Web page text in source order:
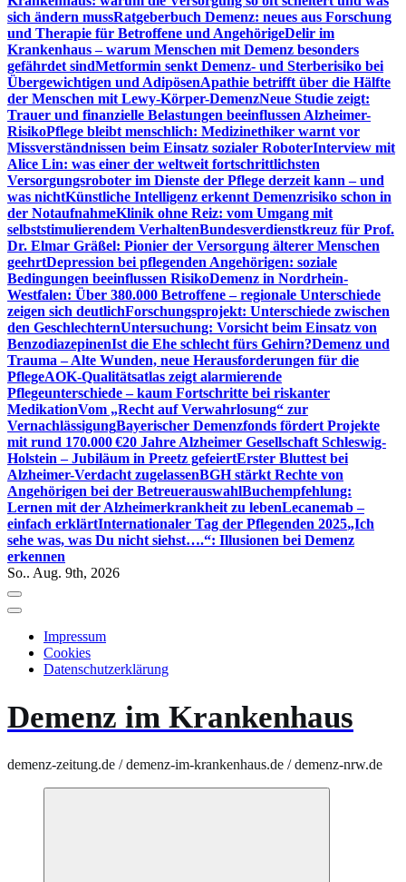
sich ändern mussRatgeberbuch Demenz: neues aus Forschung
und Therapie für Betroffene und AngehörigeDelir im
Krankenhaus – warum Menschen mit Demenz besonders
gefährdet sindMetformin senkt Demenz- und Sterberisiko bei
Übergewichtigen und AdipösenApathie betrifft über die Hälfte
der Menschen mit Lewy-Körper-DemenzNeue Studie zeigt:
Trauer und finanzielle Belastungen beeinflussen Alzheimer-
RisikoPflege bleibt menschlich: Medizinethiker warnt vor
Missverständnissen beim Einsatz sozialer RoboterInterview mit
Alice Lin: was einer der weltweit fortschrittlichsten
Versorgungsroboter im Dienste der Pflege derzeit kann – und
was nichtKünstliche Intelligenz erkennt Demenzrisiko schon in
der NotaufnahmeKlinik ohne Reiz: vom Umgang mit
selbststimulierendem VerhaltenBundesverdienstkreuz für Prof.
Dr. Elmar Gräßel: Pionier der Versorgung älterer Menschen
geehrtDepression bei pflegenden Angehörigen: soziale
Bedingungen beeinflussen RisikoDemenz in Nordrhein-
Westfalen: Über 380.000 Betroffene – regionale Unterschiede
zeigen sich deutlichForschungsprojekt: Unterschiede zwischen
den GeschlechternUntersuchung: Vorsicht beim Einsatz von
BenzodiazepinenIst die Ehe schlecht fürs Gehirn?Demenz und
Trauma – Alte Wunden, neue Herausforderungen für die
PflegeAOK-Qualitätsatlas zeigt alarmierende
Pflegeunterschiede – kaum Fortschritte bei riskanter
MedikationVom „Recht auf Verwahrlosung“ zur
VernachlässigungBayerischer Demenzfonds fördert Projekte
mit rund 170.000 €20 Jahre Alzheimer Gesellschaft Schleswig-
Holstein – Jubiläum in Preetz gefeiertErster Bluttest bei
Alzheimer-Verdacht zugelassenBGH stärkt Rechte von
Angehörigen bei der BetreuerauswahlBuchempfehlung:
Lernen mit der Alzheimerkrankheit zu lebenLecanemab –
einfach erklärtInternationaler Tag der Pflegenden 2025„Ich
sehe was, was Du nicht siehst….“: Illusionen bei Demenz
erkennen
So.. Aug. 9th, 2026
Impressum
Cookies
Datenschutzerklärung
Demenz im Krankenhaus
demenz-zeitung.de / demenz-im-krankenhaus.de / demenz-nrw.de